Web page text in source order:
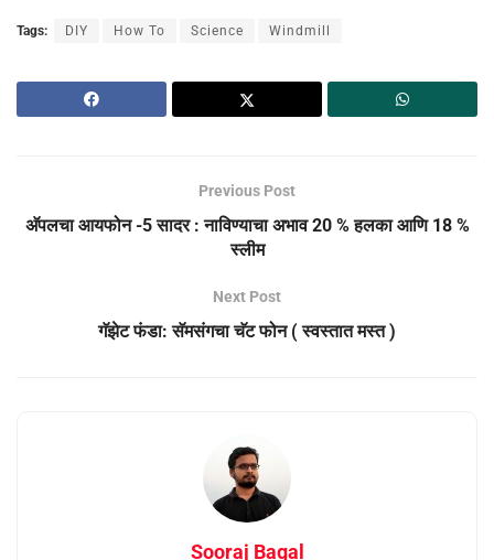
Tags: DIY How To Science Windmill
Previous Post
अ‍ॅपलचा आयफोन -5 सादर : नाविण्याचा अभाव 20 % हलका आणि 18 %
स्लीम
Next Post
गॅझेट फंडा: सॅमसंगचा चॅट फोन ( स्वस्तात मस्त )
Sooraj Bagal